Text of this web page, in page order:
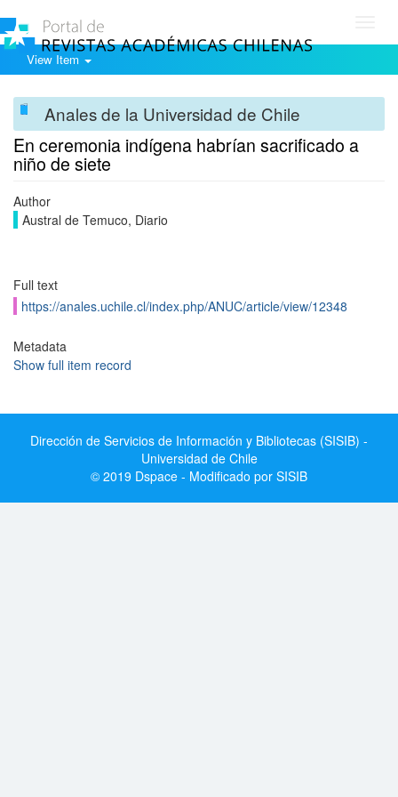
View Item
Anales de la Universidad de Chile
En ceremonia indígena habrían sacrificado a
niño de siete
Author
Austral de Temuco, Diario
Full text
https://anales.uchile.cl/index.php/ANUC/article/view/12348
Metadata
Show full item record
Dirección de Servicios de Información y Bibliotecas (SISIB) -
Universidad de Chile
© 2019 Dspace - Modificado por SISIB